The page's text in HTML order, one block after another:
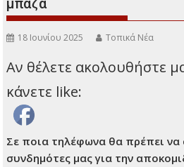
μπάζα
18 Ιουνίου 2025 Τοπικά Νέα
Αν θέλετε ακολουθήστε
κάνετε like:
Σε ποια τηλέφωνα θα πρέπει να
συνδημότες μας για την